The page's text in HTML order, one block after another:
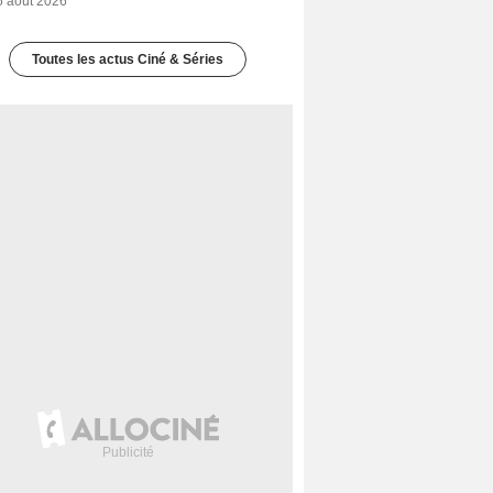
Toutes les actus Ciné & Séries